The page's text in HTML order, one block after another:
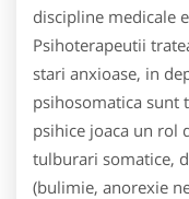
discipline medicale
Psihoterapeutii
stari anxioase, in
psihosomatica sunt
psihice joaca un rol
tulburari somatice,
(bulimie, anorexie